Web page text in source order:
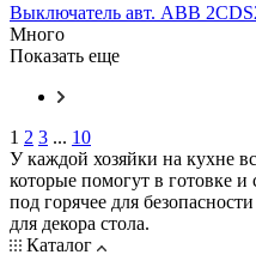
Выключатель авт. ABB
Много
Показать еще
1 2 3 ... 10
У каждой хозяйки на кухне
которые помогут в готовке и
под горячее для
для декора стола.
Каталог